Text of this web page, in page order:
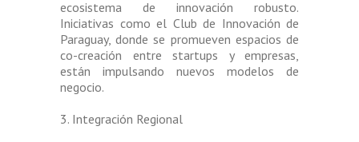
ecosistema de innovación robusto.
Iniciativas como el Club de Innovación de
Paraguay, donde se promueven espacios de
co-creación entre startups y empresas,
están impulsando nuevos modelos de
negocio.
3. Integración Regional